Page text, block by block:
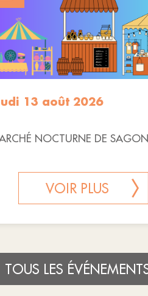
13 août 2026
NOCTURNE DE
VOIR PLUS
TOUS LES